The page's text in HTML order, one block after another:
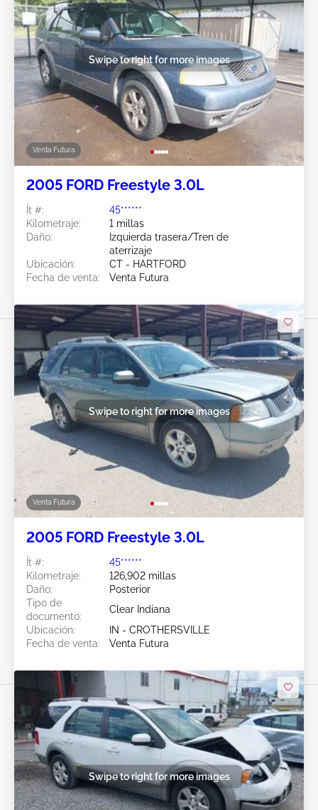
Venta Futura
Swipe to right for more images
2005 FORD Freestyle 3.0L
Ít #:
45******
Kilometraje:
1 millas
Daño:
Izquierda trasera/Tren de
aterrizaje
Ubicación:
CT - HARTFORD
Fecha de venta:
Venta Futura
Venta Futura
Swipe to right for more images
2005 FORD Freestyle 3.0L
Ít #:
45******
Kilometraje:
126,902 millas
Daño:
Posterior
Tipo de
documento:
Clear Indiana
Ubicación:
IN - CROTHERSVILLE
Fecha de venta:
Venta Futura
Swipe to right for more images